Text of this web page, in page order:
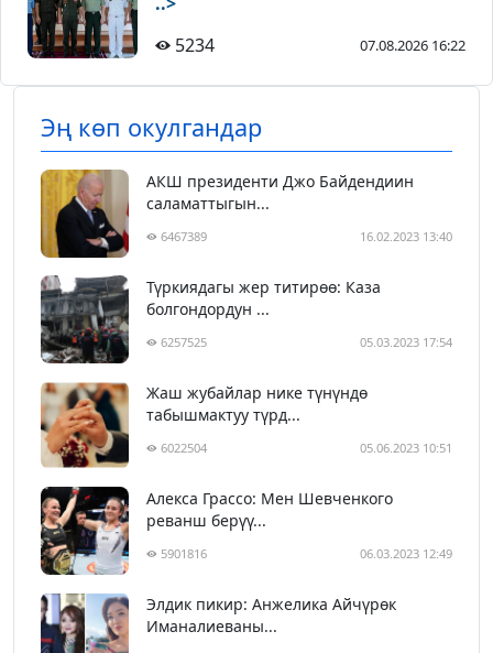
5234
07.08.2026 16:22
Эң көп окулгандар
АКШ президенти Джо Байдендиин
саламаттыгын...
6467389 16.02.2023 13:40
Түркиядагы жер титирөө: Каза
болгондордун ...
6257525 05.03.2023 17:54
Жаш жубайлар нике түнүндө
табышмактуу түрд...
6022504 05.06.2023 10:51
Алекса Грассо: Мен Шевченкого
реванш берүү...
5901816 06.03.2023 12:49
Элдик пикир: Анжелика Айчүрөк
Иманалиеваны...